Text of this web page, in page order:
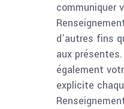
communiquer
d’autres fins
aux
également
explicite